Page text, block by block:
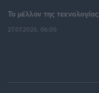
Το μέλλον της τεχνολογίας
27.07.2026, 06:00